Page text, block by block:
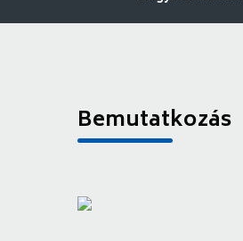
Bemutatkozás